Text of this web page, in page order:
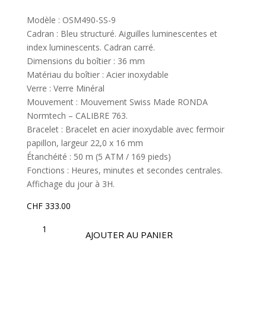
Modèle : OSM490-SS-9
Cadran : Bleu structuré. Aiguilles luminescentes et
index luminescents. Cadran carré.
Dimensions du boîtier : 36 mm
Matériau du boîtier : Acier inoxydable
Verre : Verre Minéral
Mouvement : Mouvement Swiss Made RONDA
Normtech – CALIBRE 763.
Bracelet : Bracelet en acier inoxydable avec fermoir
papillon, largeur 22,0 x 16 mm
Étanchéité : 50 m (5 ATM / 169 pieds)
Fonctions : Heures, minutes et secondes centrales.
Affichage du jour à 3H.
CHF333.00
AJOUTER AU PANIER